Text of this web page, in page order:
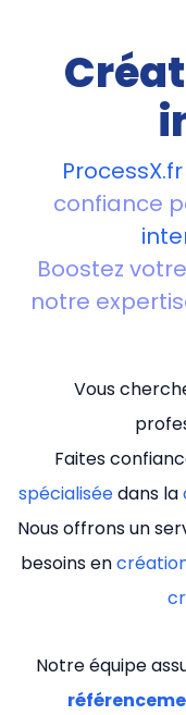
ProcessX.fr
confiance
Boostez
notre
Vous
Faites
spécialiséedans la
Nous offrons un
besoins en
Notre équipe